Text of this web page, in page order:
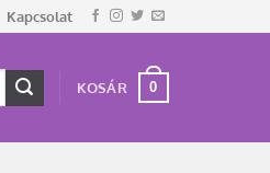
Kapcsolat
KOSÁR 0